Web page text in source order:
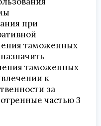
при
таможенных
таможенных
к
за
частью 3